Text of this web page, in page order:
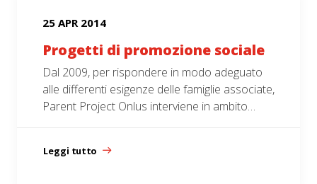
25 APR 2014
Progetti di promozione sociale
Dal 2009, per rispondere in modo adeguato
alle differenti esigenze delle famiglie associate,
Parent Project Onlus interviene in ambito…
Leggi tutto